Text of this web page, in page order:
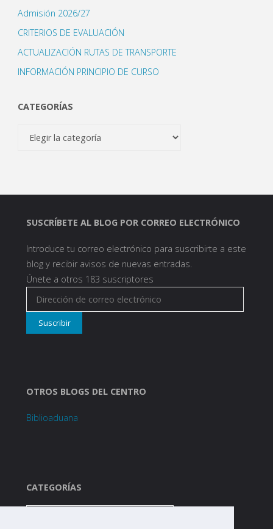
Admisión 2026/27
CRITERIOS DE EVALUACIÓN
ACTUALIZACIÓN RUTAS DE TRANSPORTE
INFORMACIÓN PRINCIPIO DE CURSO
CATEGORÍAS
Categorías
SUSCRÍBETE AL BLOG POR CORREO ELECTRÓNICO
Introduce tu correo electrónico para suscribirte a este
blog y recibir avisos de nuevas entradas.
Únete a otros 183 suscriptores
de
correo
Suscribir
OTROS BLOGS DEL CENTRO
Biblioaduana
CATEGORÍAS